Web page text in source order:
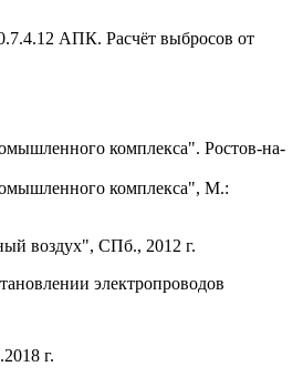
АПК. Расчёт выбросов от
комплекса". Ростов-на-
комплекса", М.:
воздух", СПб., 2012 г.
электропроводов
г.